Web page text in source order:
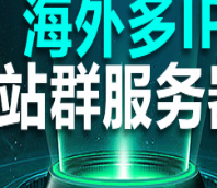
国外vps 加速免费安装
骨灰玩家教你安全搭建“游...
V2ray节点配置连接后无法
外贸企业和个人利用vps，能